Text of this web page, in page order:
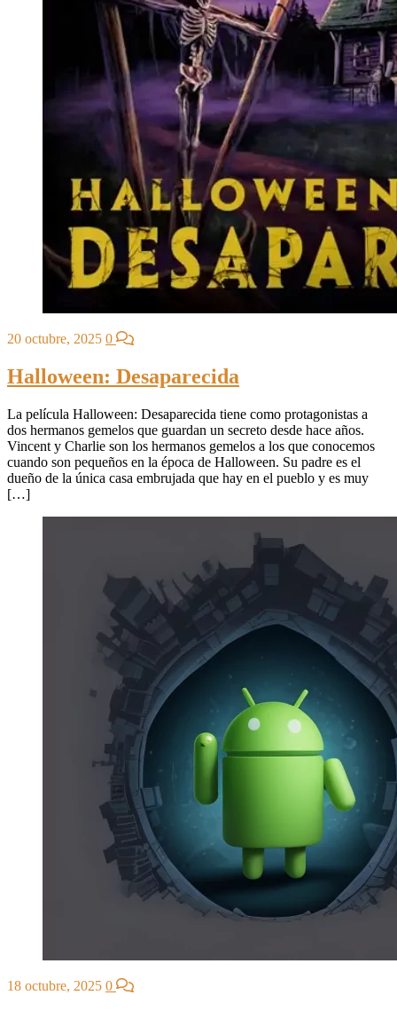
20 octubre, 2025 0
Halloween: Desaparecida
La película Halloween: Desaparecida tiene como protagonistas a
dos hermanos gemelos que guardan un secreto desde hace años.
Vincent y Charlie son los hermanos gemelos a los que conocemos
cuando son pequeños en la época de Halloween. Su padre es el
dueño de la única casa embrujada que hay en el pueblo y es muy
[…]
18 octubre, 2025 0